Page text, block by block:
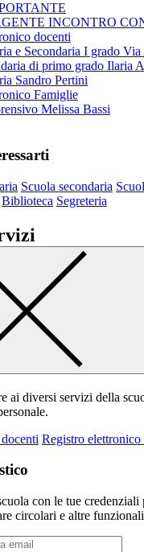
INCONTRO
docenti
e Secondaria I grado
di primo grado Ilaria
Sandro Pertini
Famiglie
Melissa Bassi
Scuola secondaria
Biblioteca Segreteria
ai diversi servizi della
Registro
con le tue credenziali
circolari e altre